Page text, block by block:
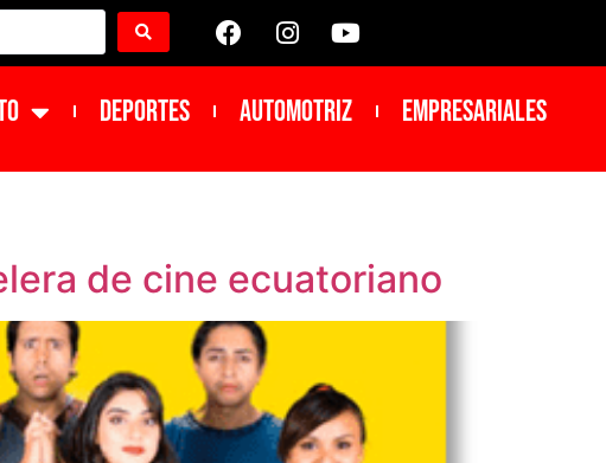
DEPORTES Automotriz Empresariales
de cine ecuatoriano